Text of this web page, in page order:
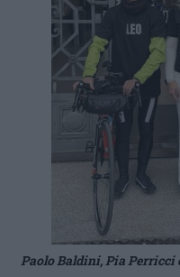
Paolo Baldini, Pia